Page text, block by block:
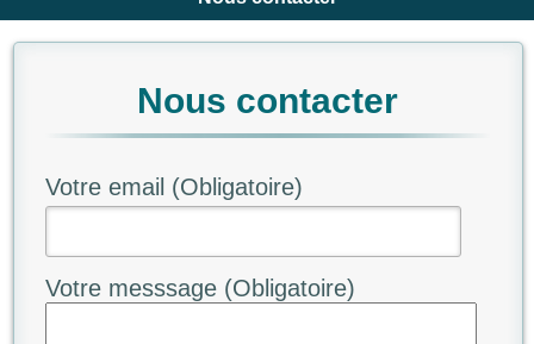
Nous contacter
Votre email (Obligatoire)
Votre messsage (Obligatoire)